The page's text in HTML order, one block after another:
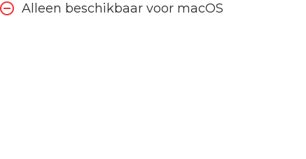
Alleen beschikbaar voor macOS